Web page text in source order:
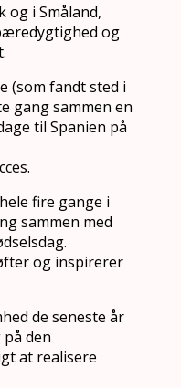
og i Småland,
og
(som fandt sted i
gang sammen en
til Spanien på
fire gange i
sammen med
og inspirerer
de seneste år
den
at realisere